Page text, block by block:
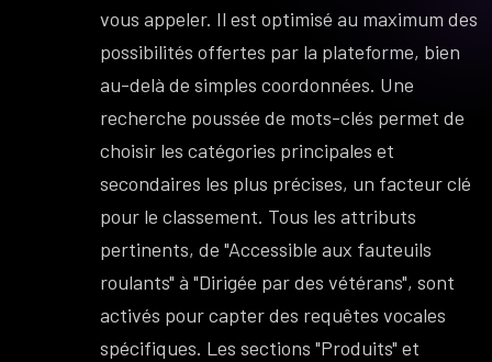
vous appeler. Il est optimisé au maximum des
possibilités offertes par la plateforme, bien
au-delà de simples coordonnées. Une
recherche poussée de mots-clés permet de
choisir les catégories principales et
secondaires les plus précises, un facteur clé
pour le classement. Tous les attributs
pertinents, de "Accessible aux fauteuils
roulants" à "Dirigée par des vétérans", sont
activés pour capter des requêtes vocales
spécifiques. Les sections "Produits" et